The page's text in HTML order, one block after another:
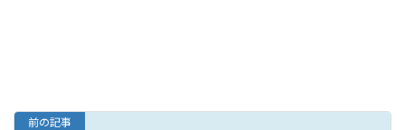
前の記事